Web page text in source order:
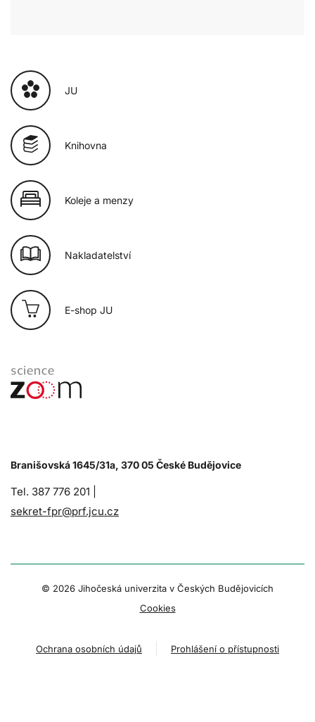
JU
Knihovna
Koleje a menzy
Nakladatelství
E-shop JU
Branišovská 1645/31a, 370 05 České Budějovice
Tel. 387 776 201 |
sekret-fpr@prf.jcu.cz
© 2026 Jihočeská univerzita v Českých Budějovicích
Cookies
Ochrana osobních údajů Prohlášení o přístupnosti